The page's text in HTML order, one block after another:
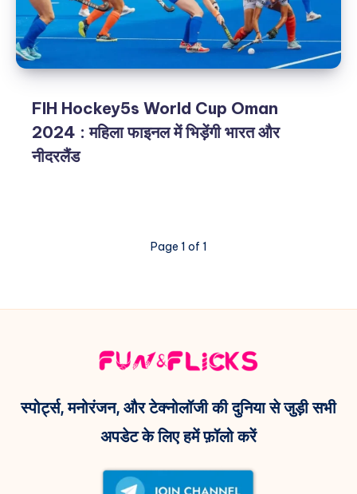
FIH Hockey5s World Cup Oman
2024 : महिला फाइनल में भिड़ेंगी भारत और
नीदरलैंड
Page 1 of 1
स्पोर्ट्स, मनोरंजन, और टेक्नोलॉजी की दुनिया से जुड़ी सभी
अपडेट के लिए हमें फ़ॉलो करें